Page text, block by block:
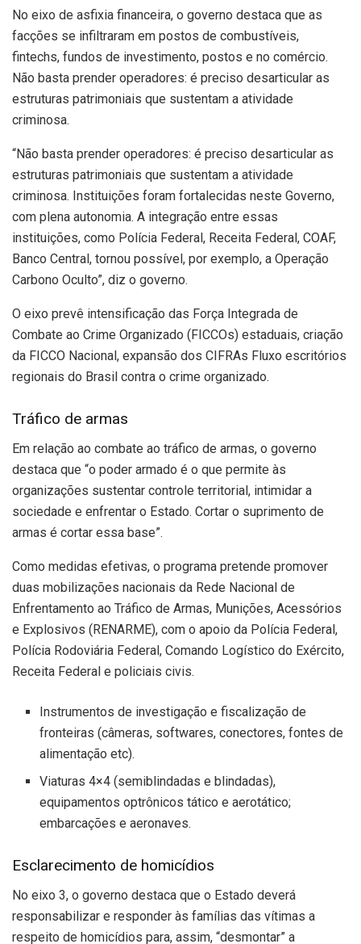
No eixo de asfixia financeira, o governo destaca que as
facções se infiltraram em postos de combustíveis,
fintechs, fundos de investimento, postos e no comércio.
Não basta prender operadores: é preciso desarticular as
estruturas patrimoniais que sustentam a atividade
criminosa.
“Não basta prender operadores: é preciso desarticular as
estruturas patrimoniais que sustentam a atividade
criminosa. Instituições foram fortalecidas neste Governo,
com plena autonomia. A integração entre essas
instituições, como Polícia Federal, Receita Federal, COAF,
Banco Central, tornou possível, por exemplo, a Operação
Carbono Oculto”, diz o governo.
O eixo prevê intensificação das Força Integrada de
Combate ao Crime Organizado (FICCOs) estaduais, criação
da FICCO Nacional, expansão dos CIFRAs Fluxo escritórios
regionais do Brasil contra o crime organizado.
Tráfico de armas
Em relação ao combate ao tráfico de armas, o governo
destaca que “o poder armado é o que permite às
organizações sustentar controle territorial, intimidar a
sociedade e enfrentar o Estado. Cortar o suprimento de
armas é cortar essa base”.
Como medidas efetivas, o programa pretende promover
duas mobilizações nacionais da Rede Nacional de
Enfrentamento ao Tráfico de Armas, Munições, Acessórios
e Explosivos (RENARME), com o apoio da Polícia Federal,
Polícia Rodoviária Federal, Comando Logístico do Exército,
Receita Federal e policiais civis.
Instrumentos de investigação e fiscalização de
fronteiras (câmeras, softwares, conectores, fontes de
alimentação etc).
Viaturas 4×4 (semiblindadas e blindadas),
equipamentos optrônicos tático e aerotático;
embarcações e aeronaves.
Esclarecimento de homicídios
No eixo 3, o governo destaca que o Estado deverá
responsabilizar e responder às famílias das vítimas a
respeito de homicídios para, assim, “desmontar” a